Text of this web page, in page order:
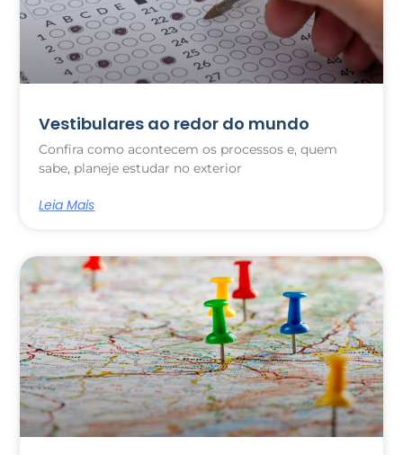
Vestibulares ao redor do mundo
Confira como acontecem os processos e, quem
sabe, planeje estudar no exterior
Leia Mais